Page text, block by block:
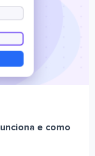
e como